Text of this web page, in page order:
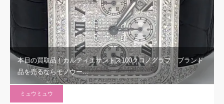
本日の買取品！カルティエサントス100クロノグラフ ブランド
品を売るならモノウー…
ミュウミュウ